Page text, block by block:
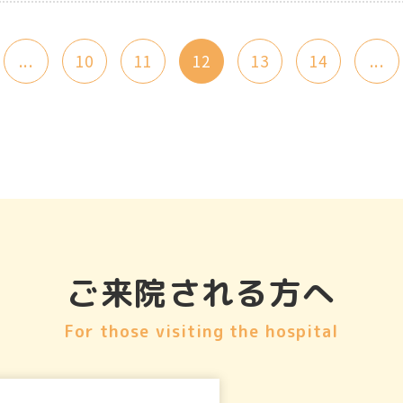
... 10 11 12 13 14 ...
ご来院される方へ
For those visiting the hospital